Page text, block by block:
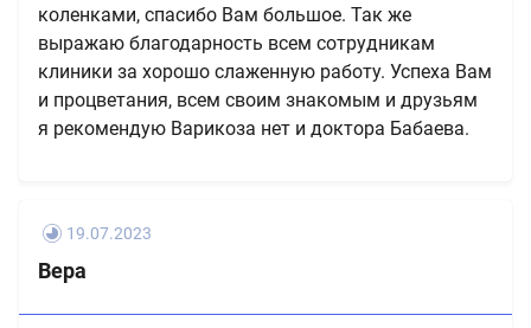
коленками, спасибо Вам большое. Так же
выражаю благодарность всем сотрудникам
клиники за хорошо слаженную работу. Успеха Вам
и процветания, всем своим знакомым и друзьям
я рекомендую Варикоза нет и доктора Бабаева.
19.07.2023
Вера